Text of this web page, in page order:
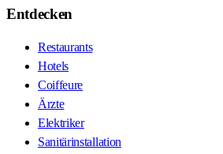
Entdecken
Restaurants
Hotels
Coiffeure
Ärzte
Elektriker
Sanitärinstallation